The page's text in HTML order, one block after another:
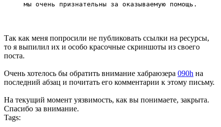
мы очень признательны за оказываемую помощь.
Так как меня попросили не публиковать ссылки на ресурсы,
то я выпилил их и особо красочные скриншоты из своего
поста.
Очень хотелось бы обратить внимание хабраюзера 090h на
последний абзац и почитать его комментарии к этому письму.
На текущий момент уязвимость, как вы понимаете, закрыта.
Спасибо за внимание.
Tags: